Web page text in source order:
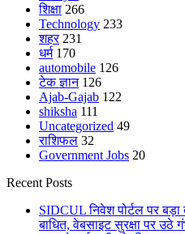
शिक्षा 266
Technology 233
शहर 231
धर्म 170
automobile 126
टेक ज्ञान 126
Ajab-Gajab 122
shiksha 111
Uncategorized 49
राशिफल 32
Government Jobs 20
Recent Posts
SIDCUL निवेश पोर्टल पर
बाधित, वेबसाइट सुरक्षा पर उठे